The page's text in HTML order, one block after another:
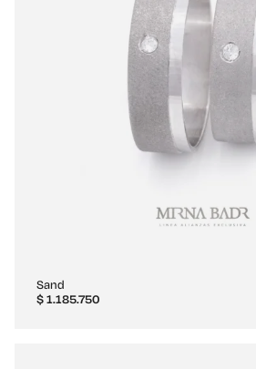
Sand
$1.185.750